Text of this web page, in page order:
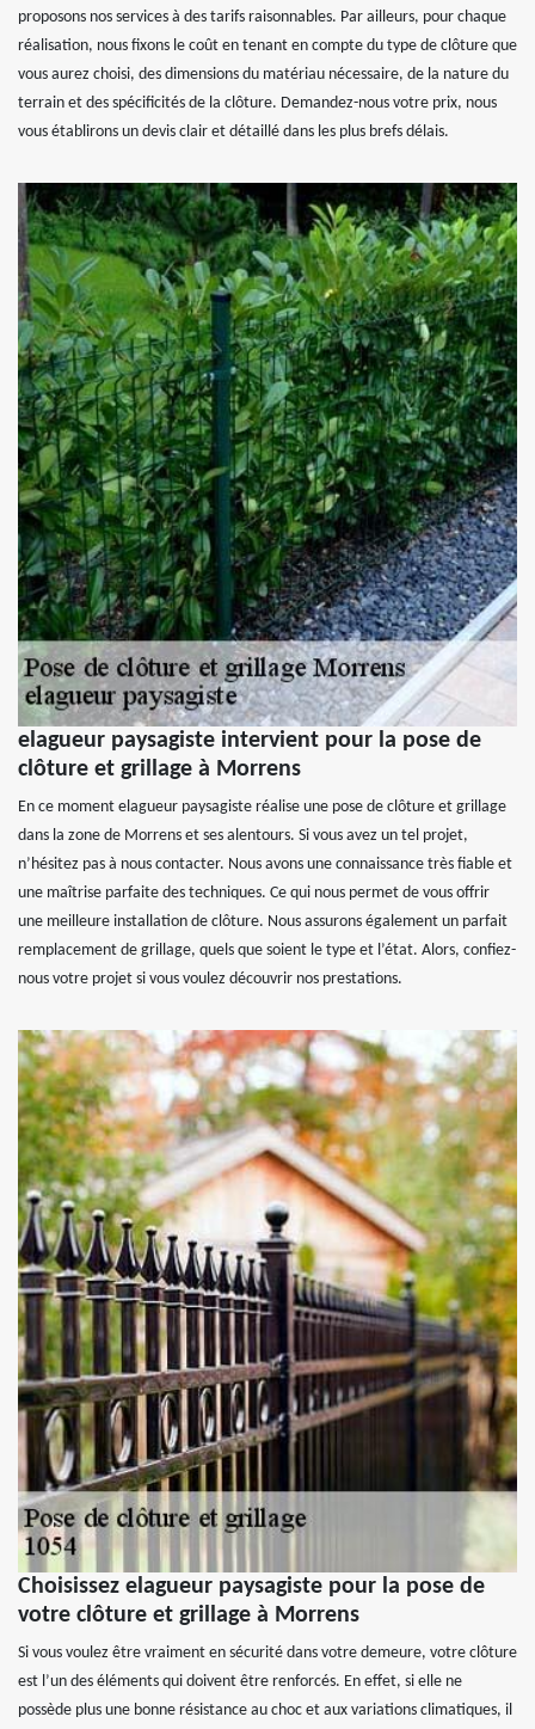
proposons nos services à des tarifs raisonnables. Par ailleurs, pour chaque
réalisation, nous fixons le coût en tenant en compte du type de clôture que
vous aurez choisi, des dimensions du matériau nécessaire, de la nature du
terrain et des spécificités de la clôture. Demandez-nous votre prix, nous
vous établirons un devis clair et détaillé dans les plus brefs délais.
elagueur paysagiste intervient pour la pose de
clôture et grillage à Morrens
En ce moment elagueur paysagiste réalise une pose de clôture et grillage
dans la zone de Morrens et ses alentours. Si vous avez un tel projet,
n’hésitez pas à nous contacter. Nous avons une connaissance très fiable et
une maîtrise parfaite des techniques. Ce qui nous permet de vous offrir
une meilleure installation de clôture. Nous assurons également un parfait
remplacement de grillage, quels que soient le type et l’état. Alors, confiez-
nous votre projet si vous voulez découvrir nos prestations.
Choisissez elagueur paysagiste pour la pose de
votre clôture et grillage à Morrens
Si vous voulez être vraiment en sécurité dans votre demeure, votre clôture
est l’un des éléments qui doivent être renforcés. En effet, si elle ne
possède plus une bonne résistance au choc et aux variations climatiques, il